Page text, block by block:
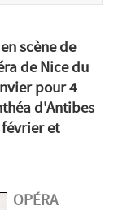
scène de
de Nice du
pour 4
d'Antibes
et
OPÉRA